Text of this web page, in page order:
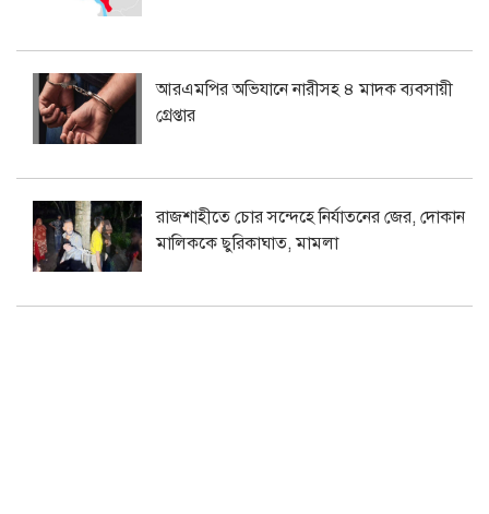
আরএমপির অভিযানে নারীসহ ৪ মাদক ব্যবসায়ী
গ্রেপ্তার
রাজশাহীতে চোর সন্দেহে নির্যাতনের জের, দোকান
মালিককে ছুরিকাঘাত, মামলা